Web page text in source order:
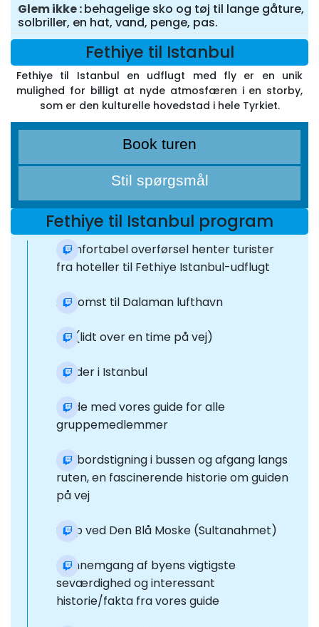
Glem ikke behagelige sko og tøj til lange gåture,
solbriller, en hat, vand, penge, pas.
Fethiye til Istanbul
Fethiye til Istanbul en udflugt med fly er en unik
mulighed for billigt at nyde atmosfæren i en storby,
som er den kulturelle hovedstad i hele Tyrkiet.
Book turen
Stil spørgsmål
Fethiye til Istanbul program
Komfortabel overførsel henter turister
fra hoteller til Fethiye Istanbul-udflugt
Ankomst til Dalaman lufthavn
Fly (lidt over en time på vej)
Lander i Istanbul
Møde med vores guide for alle
gruppemedlemmer
Ombordstigning i bussen og afgang langs
ruten, en fascinerende historie om guiden
på vej
Stop ved Den Blå Moske (Sultanahmet)
Gennemgang af byens vigtigste
seværdighed og interessant
historie/fakta fra vores guide